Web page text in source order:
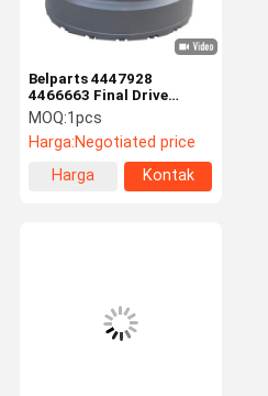
Belparts 4447928
4466663 Final Drive
Reducer / ZX160 ZX160-3
Pengurangan Perjalanan
Gearbox
MOQ:1pcs
Harga:Negotiated price
Harga
Kontak